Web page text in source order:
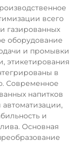
всего
газированных
оборудование
и промывки
этикетирования
в
Современное
напитков
и
Основная